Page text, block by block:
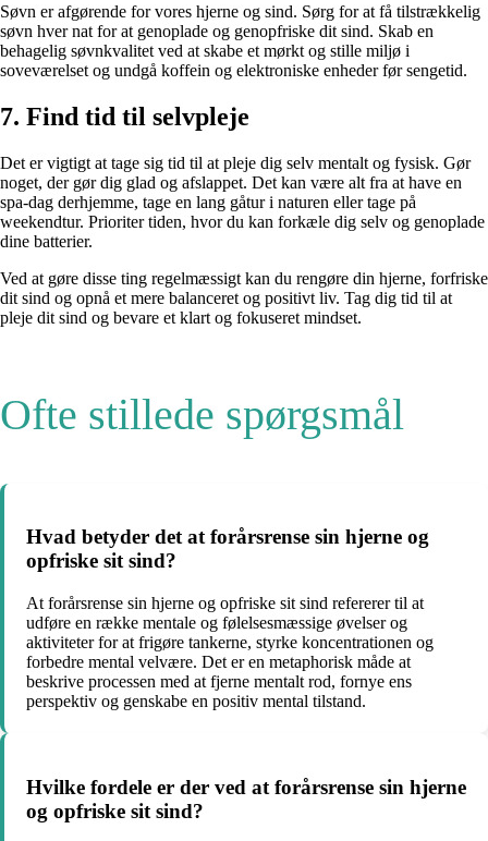
Søvn er afgørende for vores hjerne og sind. Sørg for at få tilstrækkelig
søvn hver nat for at genoplade og genopfriske dit sind. Skab en
behagelig søvnkvalitet ved at skabe et mørkt og stille miljø i
soveværelset og undgå koffein og elektroniske enheder før sengetid.
7. Find tid til selvpleje
Det er vigtigt at tage sig tid til at pleje dig selv mentalt og fysisk. Gør
noget, der gør dig glad og afslappet. Det kan være alt fra at have en
spa-dag derhjemme, tage en lang gåtur i naturen eller tage på
weekendtur. Prioriter tiden, hvor du kan forkæle dig selv og genoplade
dine batterier.
Ved at gøre disse ting regelmæssigt kan du rengøre din hjerne, forfriske
dit sind og opnå et mere balanceret og positivt liv. Tag dig tid til at
pleje dit sind og bevare et klart og fokuseret mindset.
Ofte stillede spørgsmål
Hvad betyder det at forårsrense sin hjerne og
opfriske sit sind?
At forårsrense sin hjerne og opfriske sit sind refererer til at
udføre en række mentale og følelsesmæssige øvelser og
aktiviteter for at frigøre tankerne, styrke koncentrationen og
forbedre mental velvære. Det er en metaphorisk måde at
beskrive processen med at fjerne mentalt rod, fornye ens
perspektiv og genskabe en positiv mental tilstand.
Hvilke fordele er der ved at forårsrense sin hjerne
og opfriske sit sind?